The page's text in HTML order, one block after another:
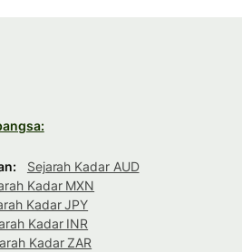
Sejarah Kadar AUD
Kadar MXN
Kadar JPY
Kadar INR
Kadar ZAR